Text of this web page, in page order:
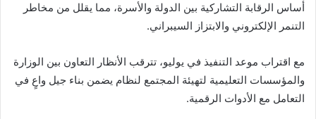
أساس الرقابة التشاركية بين الدولة والأسرة، مما يقلل من مخاطر
التنمر الإلكتروني والابتزاز السيبراني.
مع اقتراب موعد التنفيذ في يوليو، تترقب الأنظار التعاون بين الوزارة
والمؤسسات التعليمية لتهيئة المجتمع لنظام يضمن بناء جيل واعٍ في
التعامل مع الأدوات الرقمية.